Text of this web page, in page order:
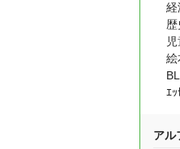
経
絵
ｴ
アル